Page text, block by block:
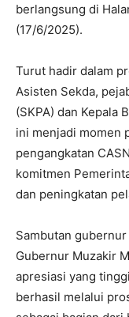
berlangsung di
(17/6/2025).
Turut hadir dalam
Asisten Sekda,
(SKPA) dan Kepala
ini menjadi momen
pengangkatan
komitmen
dan peningkatan
Sambutan
Gubernur Muzakir
apresiasi yang
berhasil melalui